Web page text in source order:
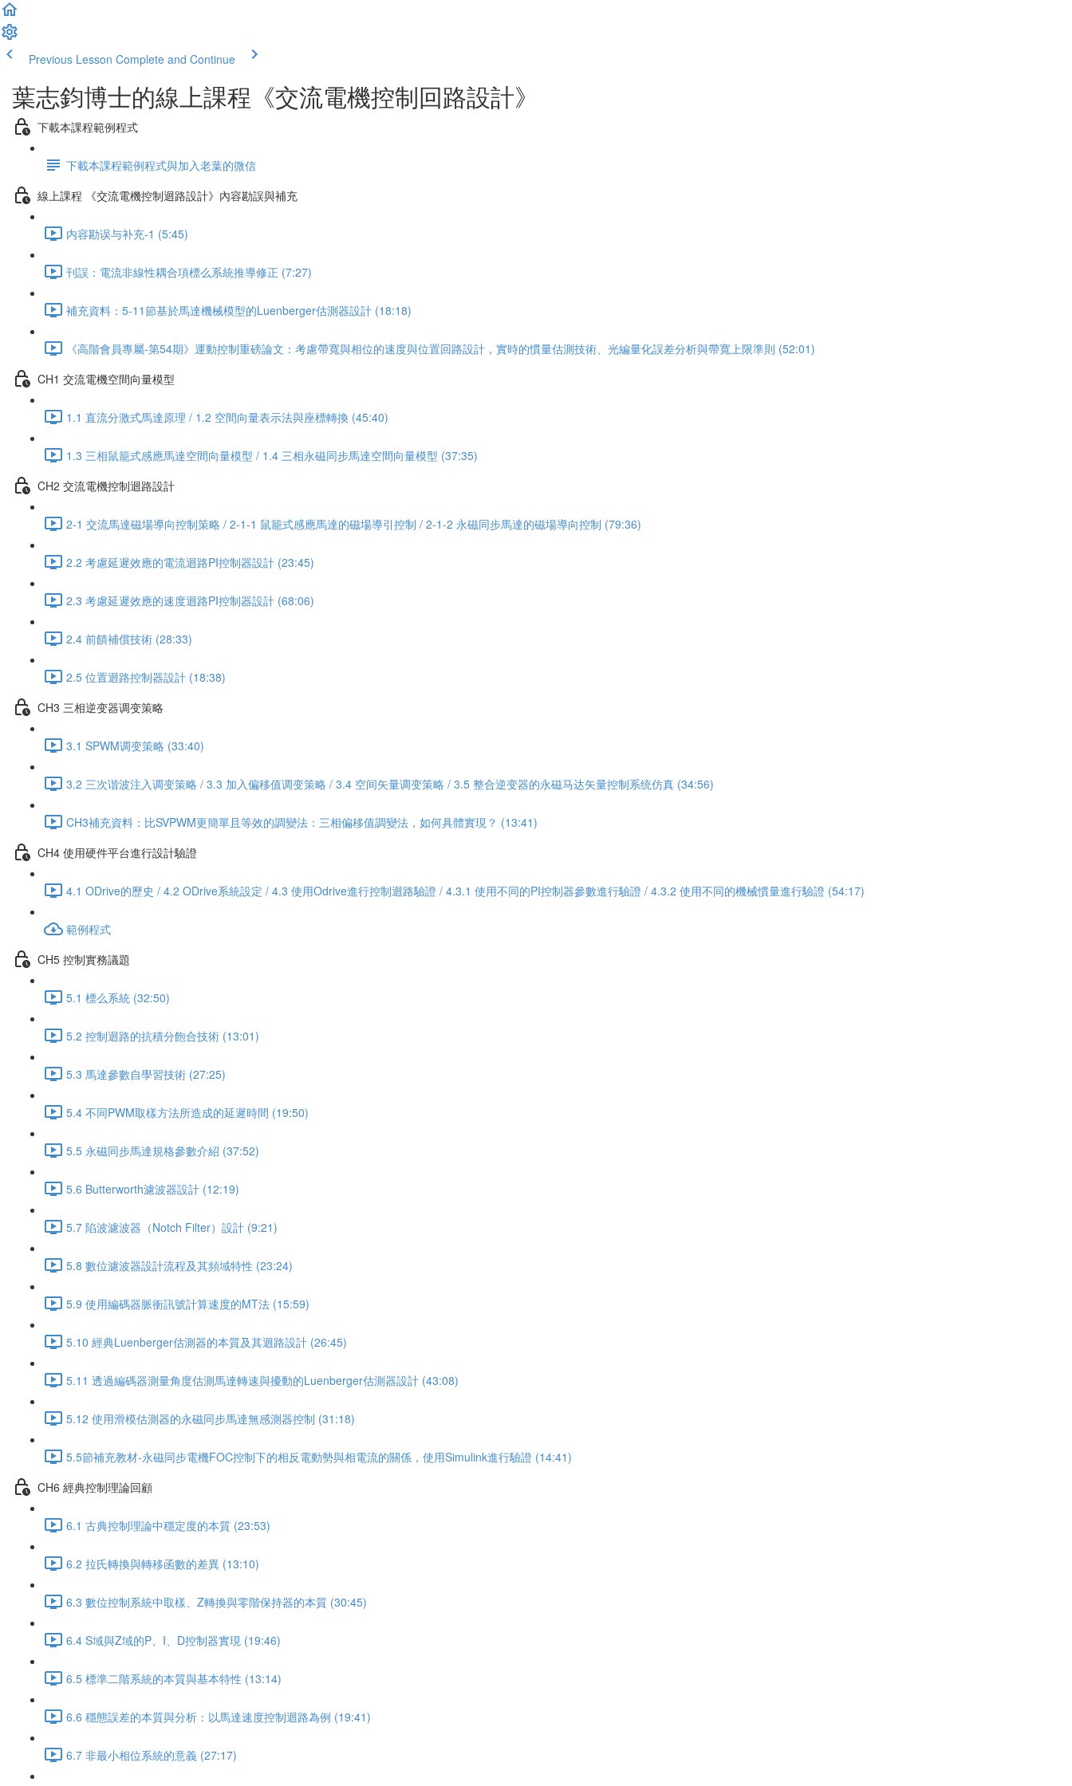
Previous Lesson Complete and Continue
葉志鈞博士的線上課程《交流電機控制回路設計》
下載本課程範例程式
下載本課程範例程式與加入老葉的微信
線上課程 《交流電機控制迴路設計》內容勘誤與補充
内容勘误与补充-1 (5:45)
刊誤：電流非線性耦合項標么系統推導修正 (7:27)
補充資料：5-11節基於馬達機械模型的Luenberger估測器設計 (18:18)
《高階會員專屬-第54期》運動控制重磅論文：考慮帶寬與相位的速度與位置回路設計，實時的慣量估測技術、光編量化誤差分析與帶寬上限準則 (52:01)
CH1 交流電機空間向量模型
1.1 直流分激式馬達原理 / 1.2 空間向量表示法與座標轉換 (45:40)
1.3 三相鼠籠式感應馬達空間向量模型 / 1.4 三相永磁同步馬達空間向量模型 (37:35)
CH2 交流電機控制迴路設計
2-1 交流馬達磁場導向控制策略 / 2-1-1 鼠籠式感應馬達的磁場導引控制 / 2-1-2 永磁同步馬達的磁場導向控制 (79:36)
2.2 考慮延遲效應的電流迴路PI控制器設計 (23:45)
2.3 考慮延遲效應的速度迴路PI控制器設計 (68:06)
2.4 前饋補償技術 (28:33)
2.5 位置迴路控制器設計 (18:38)
CH3 三相逆变器调变策略
3.1 SPWM调变策略 (33:40)
3.2 三次谐波注入调变策略 / 3.3 加入偏移值调变策略 / 3.4 空间矢量调变策略 / 3.5 整合逆变器的永磁马达矢量控制系统仿真 (34:56)
CH3補充資料：比SVPWM更簡單且等效的調變法：三相偏移值調變法，如何具體實現？ (13:41)
CH4 使用硬件平台進行設計驗證
4.1 ODrive的歷史 / 4.2 ODrive系統設定 / 4.3 使用Odrive進行控制迴路驗證 / 4.3.1 使用不同的PI控制器參數進行驗證 / 4.3.2 使用不同的機械慣量進行驗證 (54:17)
範例程式
CH5 控制實務議題
5.1 標么系統 (32:50)
5.2 控制迴路的抗積分飽合技術 (13:01)
5.3 馬達參數自學習技術 (27:25)
5.4 不同PWM取樣方法所造成的延遲時間 (19:50)
5.5 永磁同步馬達規格參數介紹 (37:52)
5.6 Butterworth濾波器設計 (12:19)
5.7 陷波濾波器（Notch Filter）設計 (9:21)
5.8 數位濾波器設計流程及其頻域特性 (23:24)
5.9 使用編碼器脈衝訊號計算速度的MT法 (15:59)
5.10 經典Luenberger估測器的本質及其迴路設計 (26:45)
5.11 透過編碼器測量角度估測馬達轉速與擾動的Luenberger估測器設計 (43:08)
5.12 使用滑模估測器的永磁同步馬達無感測器控制 (31:18)
5.5節補充教材-永磁同步電機FOC控制下的相反電動勢與相電流的關係，使用Simulink進行驗證 (14:41)
CH6 經典控制理論回顧
6.1 古典控制理論中穩定度的本質 (23:53)
6.2 拉氏轉換與轉移函數的差異 (13:10)
6.3 數位控制系統中取樣、Z轉換與零階保持器的本質 (30:45)
6.4 S域與Z域的P、I、D控制器實現 (19:46)
6.5 標準二階系統的本質與基本特性 (13:14)
6.6 穩態誤差的本質與分析：以馬達速度控制迴路為例 (19:41)
6.7 非最小相位系統的意義 (27:17)